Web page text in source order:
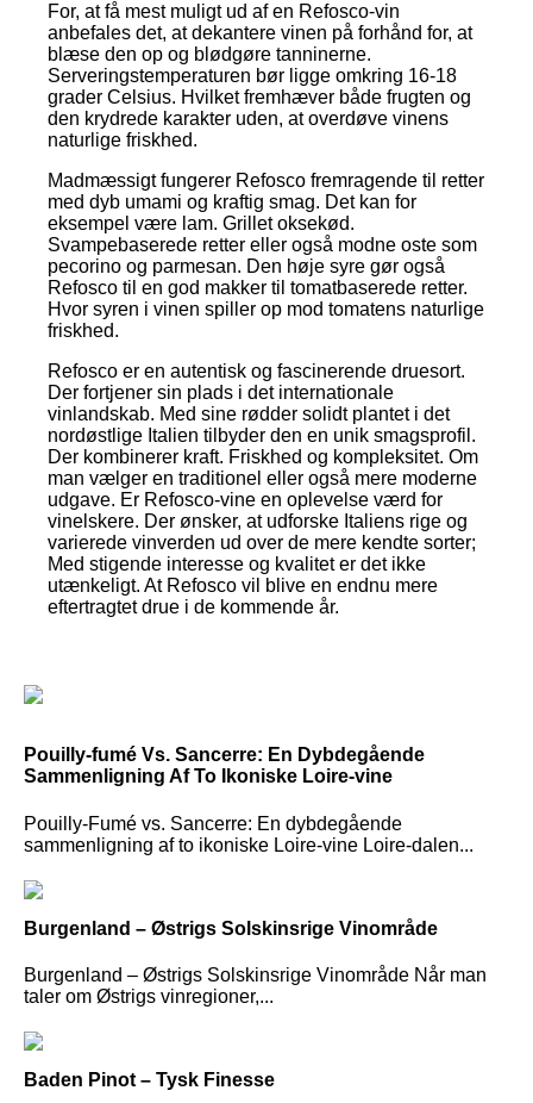
For, at få mest muligt ud af en Refosco-vin
anbefales det, at dekantere vinen på forhånd for, at
blæse den op og blødgøre tanninerne.
Serveringstemperaturen bør ligge omkring 16-18
grader Celsius. Hvilket fremhæver både frugten og
den krydrede karakter uden, at overdøve vinens
naturlige friskhed.
Madmæssigt fungerer Refosco fremragende til retter
med dyb umami og kraftig smag. Det kan for
eksempel være lam. Grillet oksekød.
Svampebaserede retter eller også modne oste som
pecorino og parmesan. Den høje syre gør også
Refosco til en god makker til tomatbaserede retter.
Hvor syren i vinen spiller op mod tomatens naturlige
friskhed.
Refosco er en autentisk og fascinerende druesort.
Der fortjener sin plads i det internationale
vinlandskab. Med sine rødder solidt plantet i det
nordøstlige Italien tilbyder den en unik smagsprofil.
Der kombinerer kraft. Friskhed og kompleksitet. Om
man vælger en traditionel eller også mere moderne
udgave. Er Refosco-vine en oplevelse værd for
vinelskere. Der ønsker, at udforske Italiens rige og
varierede vinverden ud over de mere kendte sorter;
Med stigende interesse og kvalitet er det ikke
utænkeligt. At Refosco vil blive en endnu mere
eftertragtet drue i de kommende år.
Pouilly-fumé Vs. Sancerre: En Dybdegående
Sammenligning Af To Ikoniske Loire-vine
Pouilly-Fumé vs. Sancerre: En dybdegående
sammenligning af to ikoniske Loire-vine Loire-dalen...
Burgenland – Østrigs Solskinsrige Vinområde
Burgenland – Østrigs Solskinsrige Vinområde Når man
taler om Østrigs vinregioner,...
Baden Pinot – Tysk Finesse